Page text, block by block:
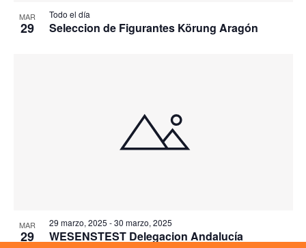
MAR
29
Todo el día
Seleccion de Figurantes Körung Aragón
MAR
29
29 marzo, 2025 -30 marzo, 2025
WESENSTEST Delegacion Andalucía